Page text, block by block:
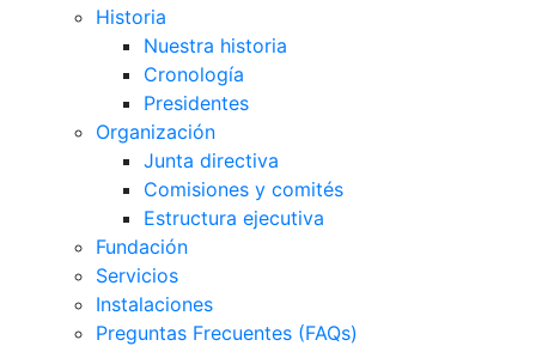
Historia
Nuestra historia
Cronología
Presidentes
Organización
Junta directiva
Comisiones y comités
Estructura ejecutiva
Fundación
Servicios
Instalaciones
Preguntas Frecuentes (FAQs)